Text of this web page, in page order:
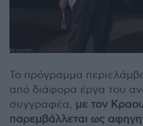
Το πρόγραμμα
από διάφορα έργα του
συγγραφέα, με τον
παρεμβάλλεται ως